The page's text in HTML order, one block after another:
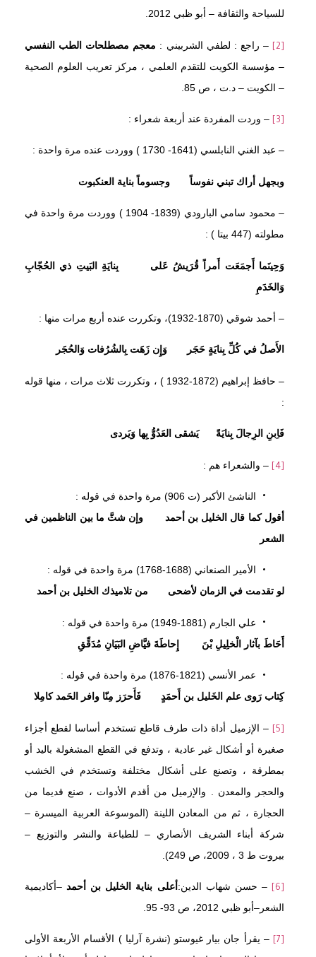
للسياحة والثقافة – أبو ظبي 2012.
– راجع : لطفي الشربيني : معجم مصطلحات الطب النفسي
– مؤسسة الكويت للتقدم العلمي ، مركز تعريب العلوم الصحية
– الكويت – د.ت ، ص 85.
[3] – وردت المفردة عند أربعة شعراء :
– عبد الغني النابلسي (1641- 1730 ) ووردت عنده مرة واحدة :
وبجهل أراك تبني نفوساً وجسوماً بناية العنكبوت
– محمود سامي البارودي (1839- 1904 ) ووردت مرة واحدة في
مطولته (447 بيتا ) :
وَحِينَما أَجمَعَت أَمراً قُرَيشُ عَلى بِنايَةِ البَيتِ ذي الحُجّابِ
وَالخَدَمِ
– أحمد شوقي (1870-1932)، وتكررت عنده أربع مرات منها :
الأَصلُ في كُلِّ بِنايَةٍ حَجَر وَإِن زَهَت بِالشُرُفات وَالحُجَر
– حافظ إبراهيم (1872-1932 ) ، وتكررت ثلاث مرات ، منها قوله
:
فَاِبنِ الرِجالَ بِنايَةً يَشقى العَدُوُّ بِها وَيَردى
– والشعراء هم :
الناشئ الأكبر (ت 906) مرة واحدة في قوله :
أقول كما قال الخليل بن أحمد وإن شتَّ ما بين الناظمين في
الشعر
الأمير الصنعاني (1688-1768) مرة واحدة في قوله :
لو تقدمت في الزمان لأضحى من تلاميذك الخليل بن أحمد
علي الجارم (1881-1949) مرة واحدة في قوله :
أَحَاطَ بآثار الْخلِيلِ بْنَ إِحاطَةَ فيَّاضِ البَيَانِ مُدَقِّقِ
عمر الأنسي (1821-1876) مرة واحدة في قوله :
كِتاب رَوى علم الخَليل بن أَحمَدٍ فَأَحرَز مِنّا وافر الحَمد كامِلا
– الإزميل أداة ذات طرف قاطع تستخدم أساسا لقطع أجزاء
صغيرة أو أشكال غير عادية ، وتدفع في القطع المشغولة باليد أو
بمطرقة ، وتصنع على أشكال مختلفة وتستخدم في الخشب
والحجر والمعدن . والإزميل من أقدم الأدوات ، صنع قديما من
الحجارة ، ثم من المعادن اللينة (الموسوعة العربية الميسرة –
شركة أبناء الشريف الأنصاري – للطباعة والنشر والتوزيع –
بيروت ط 3 ، 2009، ص 249).
[6] – حسن شهاب الدين: أعلى بناية الخليل بن أحمد–أكاديمية
الشعر–أبو ظبي 2012، ص 93- 95.
[7]
– يقرأ جان بيار غيوستو (نشرة آرليا ) الأقسام الأربعة الأولى